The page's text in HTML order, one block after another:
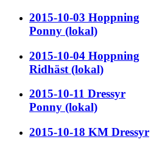
2015-10-03 Hoppning
Ponny (lokal)
2015-10-04 Hoppning
Ridhäst (lokal)
2015-10-11 Dressyr
Ponny (lokal)
2015-10-18 KM Dressyr